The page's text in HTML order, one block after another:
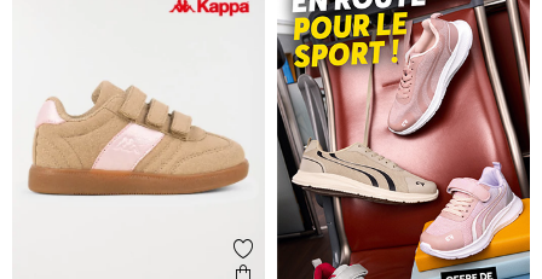
Ajouter aux favoris